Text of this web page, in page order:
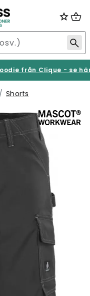
från Clique - se
Shorts